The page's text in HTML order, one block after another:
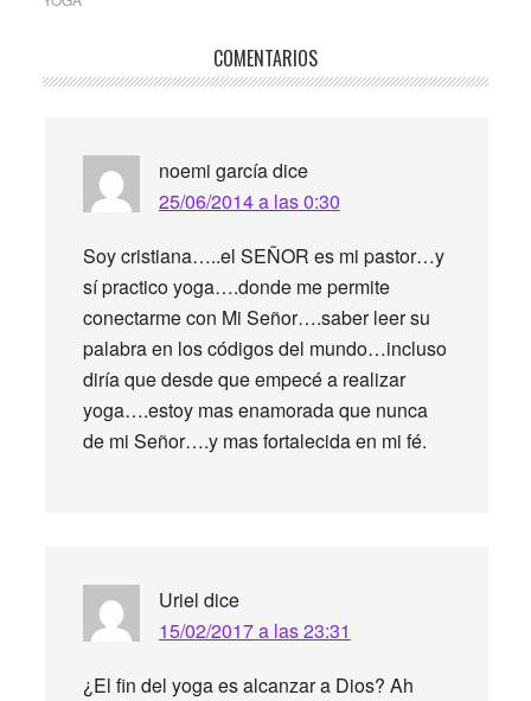
con
lectores
COMENTARIOS
noemi garcíadice
25/06/2014 a las 0:30
Soy cristiana…..el SEÑOR es mi pastor…y
sí practico yoga….donde me permite
conectarme con Mi Señor….saber leer su
palabra en los códigos del mundo…incluso
diría que desde que empecé a realizar
yoga….estoy mas enamorada que nunca
de mi Señor….y mas fortalecida en mi fé.
Uriel dice
15/02/2017 a las 23:31
¿El fin del yoga es alcanzar a Dios? Ah